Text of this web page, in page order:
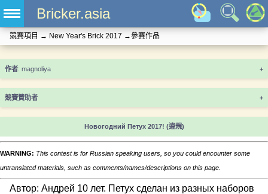
Bricker.asia
競賽項目 → New Year's Brick 2017 →參賽作品
+
競賽贊助者 +
Новогодний Петух 2017! (違規)
WARNING: This contest is for Russian speaking users, so you could encounter some
untranslated materials, such as comments/names/descriptions on this page.
Автор: Андрей 10 лет. Петух сделан из разных наборов